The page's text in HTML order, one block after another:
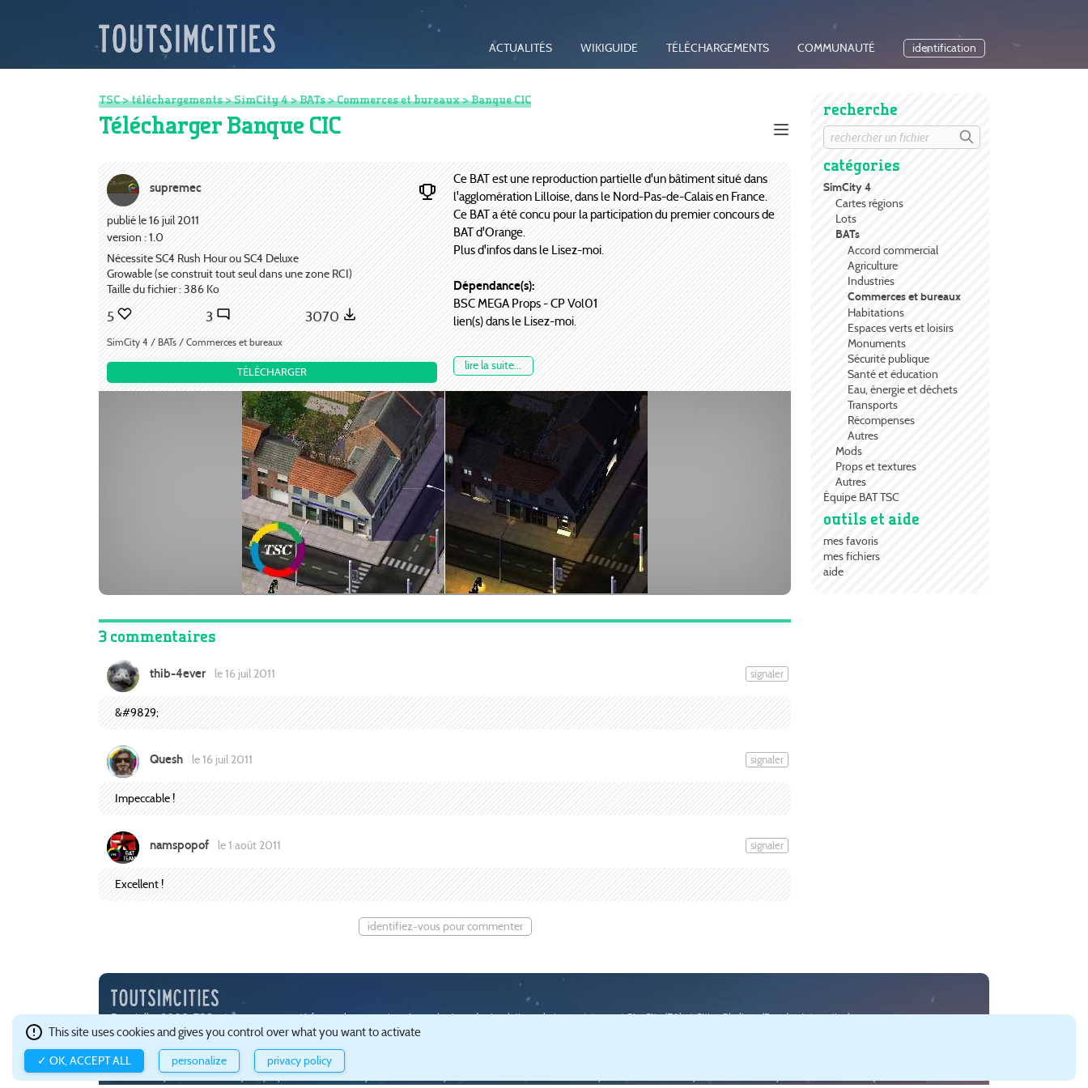
ACTUALITÉS WIKIGUIDE TÉLÉCHARGEMENTS COMMUNAUTÉ identification
recherche
catégories
SimCity 4
Cartes régions
Lots
BATs
Accord commercial
Agriculture
Industries
Commerces et bureaux
Habitations
Espaces verts et loisirs
Monuments
Sécurité publique
Santé et éducation
Eau, énergie et déchets
Transports
Récompenses
Autres
Mods
Props et textures
Autres
Équipe BAT TSC
outils et aide
mes favoris
mes fichiers
aide
TSC>téléchargements>SimCity 4>BATs>Commerces et bureaux> Banque CIC
Télécharger Banque CIC
supremec
publié le 16 juil 2011
version : 1.0
Nécessite SC4 Rush Hour ou SC4 Deluxe
Growable (se construit tout seul dans une zone RCI)
Taille du fichier : 386 Ko
5 3 3070
SimCity 4 / BATs / Commerces et bureaux
TÉLÉCHARGER lire la suite...
Ce BAT est une reproduction partielle d'un bâtiment situé dans
l'agglomération Lilloise, dans le Nord-Pas-de-Calais en France.
Ce BAT a été concu pour la participation du premier concours de
BAT d'Orange.
Plus d'infos dans le Lisez-moi.
Dépendance(s):
BSC MEGA Props - CP Vol01
lien(s) dans le Lisez-moi.
3 commentaires
thib-4ever le 16 juil 2011 signaler
&#9829;
Quesh le 16 juil 2011 signaler
Impeccable !
namspopof le 1 août 2011 signaler
Excellent !
identifiez-vous pour commenter
Depuis l'an 2000, TSC est une communauté francophone passionnée par les jeux de simulation urbaine, notamment SimCity (EA) et Cities:Skylines (Paradox Interactive).
Ce site est hébergé avec brio parGandi.Confidentialité et gestion des cookies
à propos de TOUTSIMCITIES à la une wikiguide
bats SimCity 4
mods SimCity 4 props et textures SimCity 4
This site uses cookies and gives you control over what you want to activate
✓ OK, ACCEPT ALL personalize privacy policy